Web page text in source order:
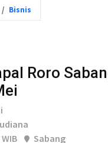
Bisnis
Roro
Sabang